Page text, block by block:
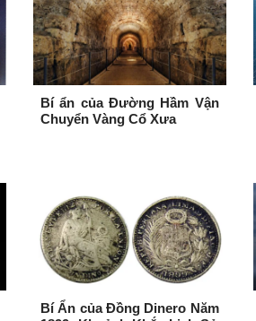
Bí ẩn của Đường Hầm Vận
Chuyển Vàng Cổ Xưa
Bí Ẩn của Đồng Dinero Năm